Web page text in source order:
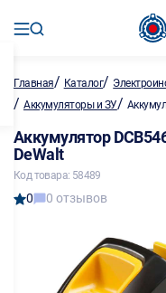
Главная/ Каталог/
/ Аккумуляторы и ЗУ/
Аккумулятор
DeWalt
Код товара: 58489
0 0 отзывов